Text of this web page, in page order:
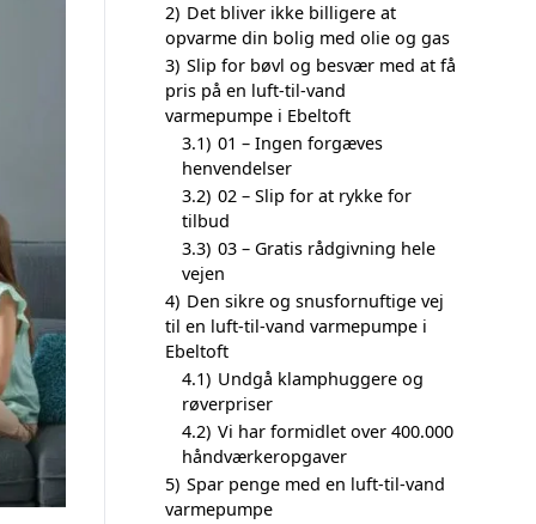
2) Det bliver ikke billigere at
opvarme din bolig med olie og gas
3) Slip for bøvl og besvær med at få
pris på en luft-til-vand
varmepumpe i Ebeltoft
3.1) 01 – Ingen forgæves
henvendelser
3.2) 02 – Slip for at rykke for
tilbud
3.3) 03 – Gratis rådgivning hele
vejen
4) Den sikre og snusfornuftige vej
til en luft-til-vand varmepumpe i
Ebeltoft
4.1) Undgå klamphuggere og
røverpriser
4.2) Vi har formidlet over 400.000
håndværkeropgaver
5) Spar penge med en luft-til-vand
varmepumpe